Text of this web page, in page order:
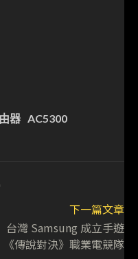
器 AC5300
下一篇文章
台灣 Samsung 成立手遊
《傳說對決》職業電競隊